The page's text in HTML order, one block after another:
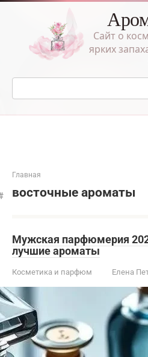
Перейти
Сайт о
ярких
Поиск:
Главная
восточные ароматы
Мужская парфюмерия
лучшие ароматы
Косметика и парфюм Елена